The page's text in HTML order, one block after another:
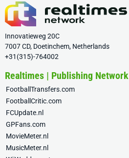
Innovatieweg 20C
7007 CD, Doetinchem, Netherlands
+31(315)-764002
Realtimes | Publishing Network
FootballTransfers.com
FootballCritic.com
FCUpdate.nl
GPFans.com
MovieMeter.nl
MusicMeter.nl